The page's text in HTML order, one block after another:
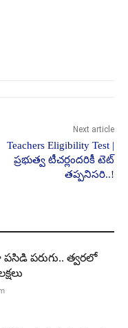
Next article
Teachers Eligibility Test |
ప్రభుత్వ టీచర్లందరికీ టెట్
తప్పనిసరి..!
పరుగు.. త్వరలో